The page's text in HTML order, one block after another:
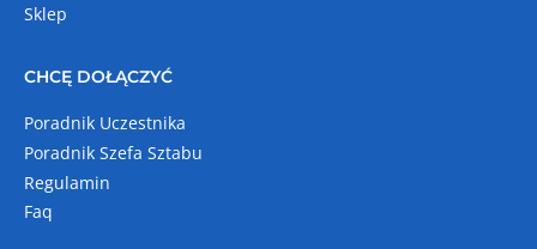
Sklep
CHCĘ DOŁĄCZYĆ
Poradnik Uczestnika
Poradnik Szefa Sztabu
Regulamin
Faq